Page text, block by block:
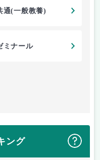
通(一般教養)
ミナール
ング ？